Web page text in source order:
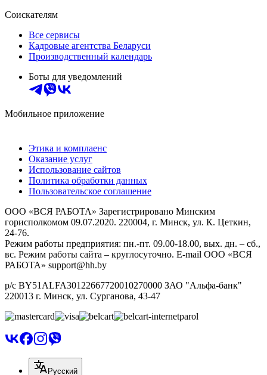
Соискателям
Все сервисы
Кадровые агентства Беларуси
Производственный календарь
Боты для уведомлений
Мобильное приложение
Этика и комплаенс
Оказание услуг
Использование сайтов
Политика обработки данных
Пользовательское соглашение
ООО «ВСЯ РАБОТА» Зарегистрировано Минским
горисполкомом 09.07.2020. 220004, г. Минск, ул. К. Цеткин,
24-76.
Режим работы предприятия: пн.-пт. 09.00-18.00, вых. дн. – сб.,
вс. Режим работы сайта – круглосуточно. E-mail ООО «ВСЯ
РАБОТА» support@hh.by
р/с BY51ALFA30122667720010270000 ЗАО "Альфа-банк"
220013 г. Минск, ул. Сурганова, 43‑47
Русский